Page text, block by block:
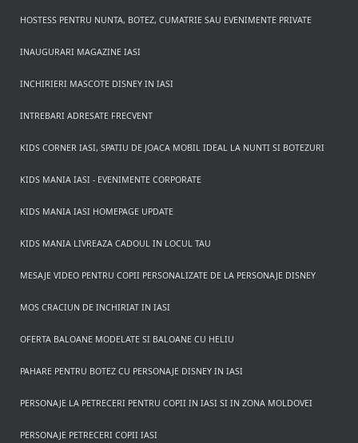
HOSTESS PENTRU NUNTA, BOTEZ, CUMATRIE SAU EVENIMENTE PRIVATE
INAUGURARI MAGAZINE IASI
INCHIRIERI MASCOTE DISNEY IN IASI
INTREBARI ADRESATE FRECVENT
KIDS CORNER IASI, SPATIU DE JOACA MOBIL IDEAL LA NUNTI SI BOTEZURI
KIDS MANIA IASI - EVENIMENTE CORPORATE
KIDS MANIA IASI HOMEPAGE UPDATE
KIDS MANIA LIVREAZA CADOUL IN LOCUL TAU
MESAJE VIDEO PENTRU COPII PERSONALIZATE DE LA PERSONAJE DISNEY
MOS CRACIUN DE INCHIRIAT IN IASI
OFERTA BALOANE MODELATE SI BALOANE CU HELIU
PAHARE PENTRU BOTEZ CU PERSONAJE DISNEY IN IASI
PERSONAJE LA PETRECERI PENTRU COPII IN IASI SI IN ZONA MOLDOVEI
PERSONAJE PETRECERI COPII IASI